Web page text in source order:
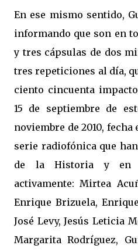
En ese mismo sentido,
informando que son en
y tres cápsulas de dos
tres repeticiones al día,
ciento cincuenta
15 de septiembre de
noviembre de 2010,
serie radiofónica que
de la Historia y en
activamente: Mirtea
Enrique Brizuela,
José Levy, Jesús Leticia
Margarita Rodríguez,